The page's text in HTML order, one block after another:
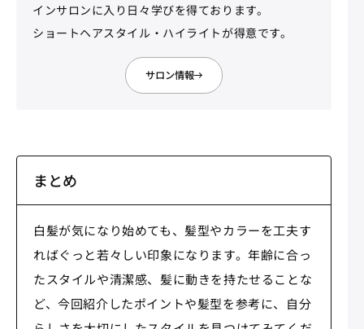
インサロンに入り日々学びを得ております。
ショートヘアスタイル・ハイライトが得意です。
サロン情報
まとめ
白髪が気になり始めても、髪型やカラーを工夫す
ればぐっと若々しい印象になります。年齢に合っ
たスタイルや清潔感、髪に動きを持たせることな
ど、今回紹介したポイントや髪型を参考に、自分